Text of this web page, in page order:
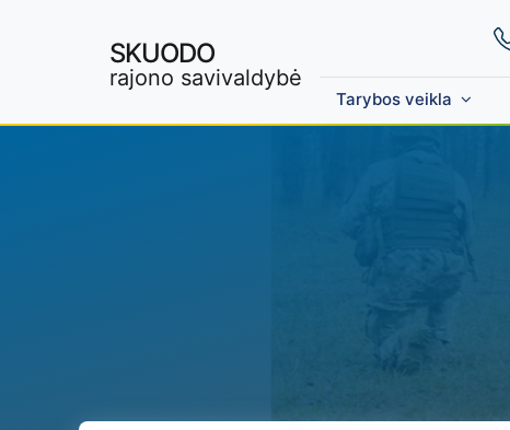
SKUODO
rajono savivaldybė
Tarybos veikla